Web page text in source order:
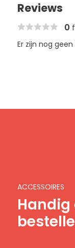
Reviews
0
Er zijn nog
ACCESSOIRES